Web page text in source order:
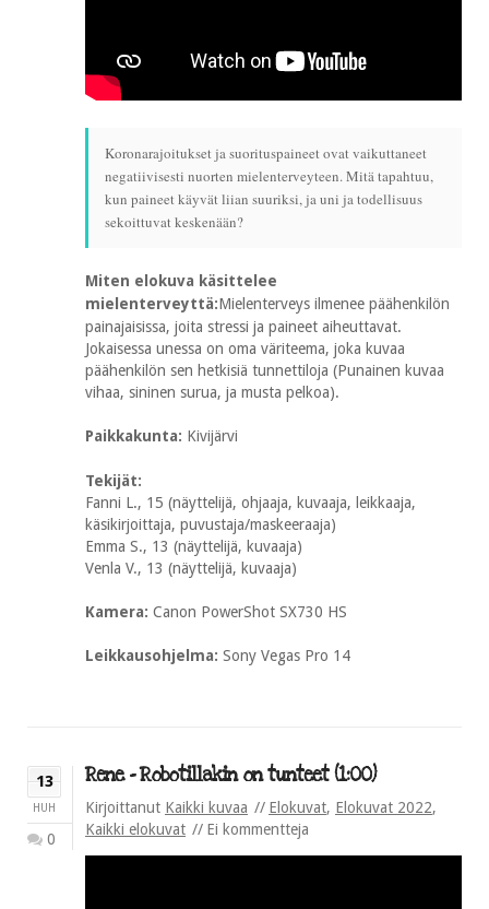
Koronarajoitukset ja suorituspaineet ovat vaikuttaneet
negatiivisesti nuorten mielenterveyteen. Mitä tapahtuu,
kun paineet käyvät liian suuriksi, ja uni ja todellisuus
sekoittuvat keskenään?
Miten elokuva käsittelee
mielenterveyttä:Mielenterveys ilmenee päähenkilön
painajaisissa, joita stressi ja paineet aiheuttavat.
Jokaisessa unessa on oma väriteema, joka kuvaa
päähenkilön sen hetkisiä tunnettiloja (Punainen kuvaa
vihaa, sininen surua, ja musta pelkoa).
Paikkakunta: Kivijärvi
Tekijät:
Fanni L., 15 (näyttelijä, ohjaaja, kuvaaja, leikkaaja,
käsikirjoittaja, puvustaja/maskeeraaja)
Emma S., 13 (näyttelijä, kuvaaja)
Venla V., 13 (näyttelijä, kuvaaja)
Kamera: Canon PowerShot SX730 HS
Leikkausohjelma: Sony Vegas Pro 14
13
HUH
0
Rene – Robotillakin on tunteet (1:00)
Kirjoittanut Kaikki kuvaa Elokuvat, Elokuvat 2022,
Kaikki elokuvat
Ei kommentteja